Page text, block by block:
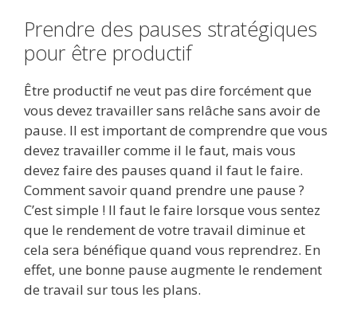
Prendre des pauses stratégiques
pour être productif
Être productif ne veut pas dire forcément que
vous devez travailler sans relâche sans avoir de
pause. Il est important de comprendre que vous
devez travailler comme il le faut, mais vous
devez faire des pauses quand il faut le faire.
Comment savoir quand prendre une pause ?
C’est simple ! Il faut le faire lorsque vous sentez
que le rendement de votre travail diminue et
cela sera bénéfique quand vous reprendrez. En
effet, une bonne pause augmente le rendement
de travail sur tous les plans.